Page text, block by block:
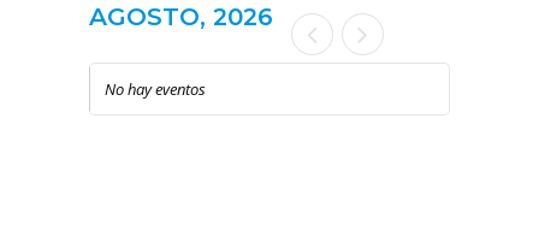
AGOSTO, 2026
No hay eventos